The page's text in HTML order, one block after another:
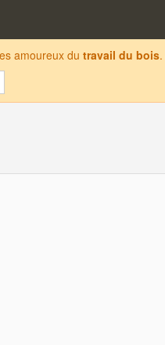
amoureux du travail du bois.